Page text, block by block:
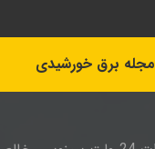
مجله برق خورشیدی